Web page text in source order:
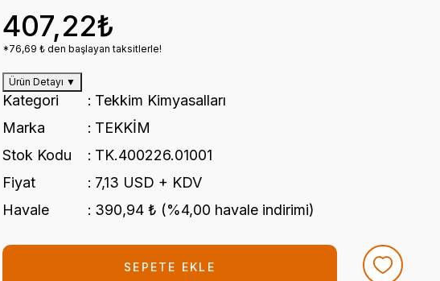
407,22₺
*76,69 ₺ den başlayan taksitlerle!
Ürün Detayı ▼
Kategori
Tekkim Kimyasalları
Marka
TEKKİM
Stok Kodu
TK.400226.01001
Fiyat
7,13 USD + KDV
Havale
390,94 ₺ (%4,00 havale indirimi)
SEPETE EKLE